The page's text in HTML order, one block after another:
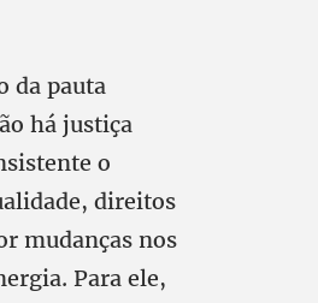
da pauta
há justiça
o
direitos
mudanças nos
Para ele,